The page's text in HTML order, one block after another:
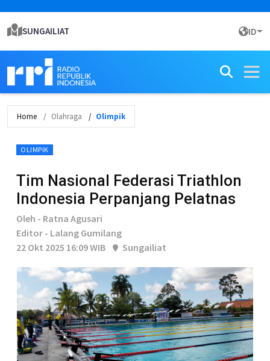
SUNGAILIAT ID
Home Olahraga Olimpik
OLIMPIK
Tim Nasional Federasi Triathlon
Indonesia Perpanjang Pelatnas
Oleh - Ratna Agusari
Editor - Lalang Gumilang
22 Okt 2025 16:09 WIB
Sungailiat